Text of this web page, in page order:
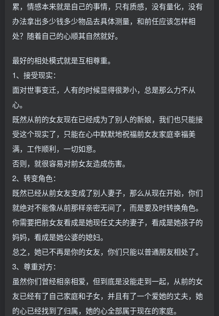
累，情感本来就是自己的事情，只有质感，没有量化，没有
办法拿出多少钱多少物品去具体测量，和前任应该怎样相
处？随着自己的心顺其自然就好。
最好的相处模式就是互相尊重。
1、接受现实：
面对世事变迁，人有的时候显得很渺小，总是那么力不从
心。
既然从前的女友现在已经成为了别人的新娘，我们也只能接
受这个现实了，只能在心中默默地祝福前女友家庭幸福美
满，工作顺利，一切如意。
否则，就很容易对前女友造成伤害。
2、转变角色：
既然已经从前女友变成了别人妻子，那么从现在开始，你们
就绝对不能像从前那样亲密无间了，而是要及时转换角色。
你需要把前女友看成是她现任丈夫的妻子，看成是她孩子的
妈妈，看成是她公婆的媳妇。
总之，她已不再是你的女友，你们只能以普通朋友相处了。
3、尊重对方：
虽然你们曾经相亲相爱，但到底是没能走到一起，从前的女
友已经有了自己家庭和子女，并且有了一个爱她的丈夫，她
的心已经找到了归属，她的心全部属于现在的家庭。